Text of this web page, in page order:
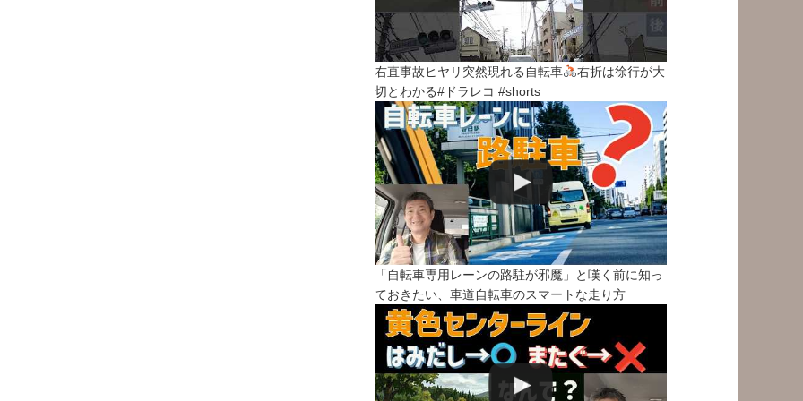
右直事故ヒヤリ突然現れる自転車
右折は徐行が大
切とわかる#ドラレコ #shorts
「自転車専用レーンの路駐が邪魔」と嘆く前に知っ
ておきたい、車道自転車のスマートな走り方